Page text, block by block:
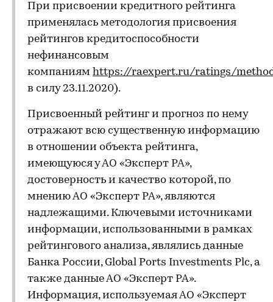
При присвоении кредитного рейтинга
применялась методология присвоения
рейтингов кредитоспособности
нефинансовым
компаниям https://raexpert.ru/ratings/
в силу 23.11.2020).
Присвоенный рейтинг и прогноз по нему
отражают всю существенную информацию
в отношении объекта рейтинга,
имеющуюся у АО «Эксперт РА»,
достоверность и качество которой, по
мнению АО «Эксперт РА», являются
надлежащими. Ключевыми источниками
информации, использованными в рамках
рейтингового анализа, являлись данные
Банка России, Global Ports Investments Plc, а
также данные АО «Эксперт РА».
Информация, используемая АО «Эксперт